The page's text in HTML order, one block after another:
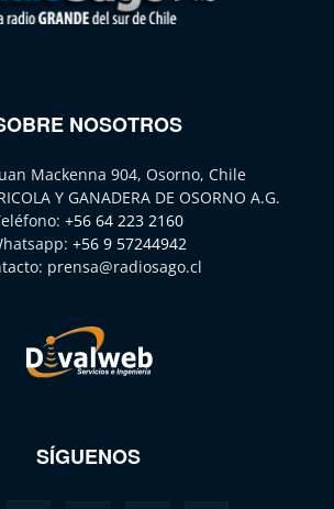
NOSOTROS
Mackenna 904, Osorno, Chile
Y GANADERA DE OSORNO A.G.
+56 64 223 2160
+56 9 57244942
prensa@radiosago.cl
SÍGUENOS